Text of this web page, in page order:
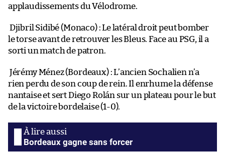
applaudissements du Vélodrome.
Djibril Sidibé (Monaco) : Le latéral droit peut bomber
le torse avant de retrouver les Bleus. Face au PSG, il a
sorti un match de patron.
Jérémy Ménez (Bordeaux) : L’ancien Sochalien n’a
rien perdu de son coup de rein. Il enrhume la défense
nantaise et sert Diego Rolán sur un plateau pour le but
de la victoire bordelaise (1-0).
Bordeaux gagne sans forcer